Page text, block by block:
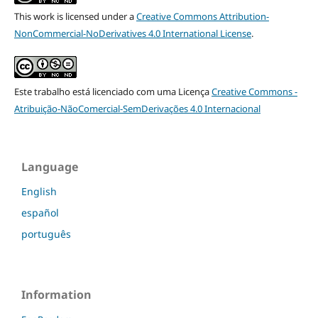
This work is licensed under aCreative Commons Attribution-
NonCommercial-NoDerivatives 4.0 International License.
Este trabalho está licenciado com uma LicençaCreative Commons -
Atribuição-NãoComercial-SemDerivações 4.0 Internacional
Language
English
español
português
Information